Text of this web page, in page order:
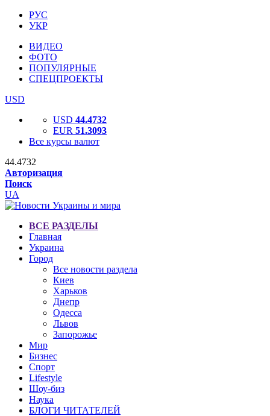
РУС
УКР
ВИДЕО
ФОТО
ПОПУЛЯРНЫЕ
СПЕЦПРОЕКТЫ
USD
USD 44.4732
EUR 51.3093
Все курсы валют
44.4732
Авторизация
Поиск
UA
ВСЕ РАЗДЕЛЫ
Главная
Украина
Город
Все новости раздела
Киев
Харьков
Днепр
Одесса
Львов
Запорожье
Мир
Бизнес
Спорт
Lifestyle
Шоу-биз
Наука
БЛОГИ ЧИТАТЕЛЕЙ